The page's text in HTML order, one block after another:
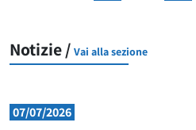
Notizie / Vai alla sezione
07/07/2026